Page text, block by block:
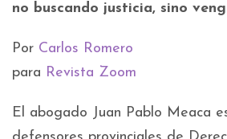
no buscando justicia, sino
Por Carlos Romero
para Revista Zoom
El abogado Juan Pablo Meaca